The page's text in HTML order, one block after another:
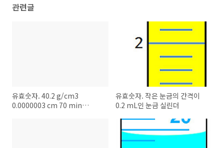
관련글
유효숫자. 40.2 g/cm3
0.0000003 cm 70 min
유효숫자. 작은 눈금의 간격이
0.2 mL인 눈금 실린더